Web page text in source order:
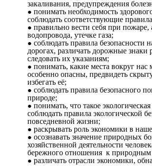
закаливания, предупреждения
понимать необходимость
соблюдать соответствующие
правильно вести себя при пожаре,
водопровода, утечке газа;
соблюдать правила безопасности
дорогах, различать дорожные знаки
следовать их указаниям;
понимать, какие места вокруг нас
особенно опасны, предвидеть
избегать её;
соблюдать правила безопасного
природе;
понимать, что такое экологическая
соблюдать правила экологической
повседневной жизни;
раскрывать роль экономики в
осознавать значение природных
хозяйственной деятельности
бережного отношения к природным
различать отрасли экономики,